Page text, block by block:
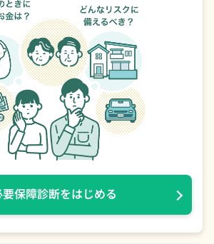
要保障診断をはじめる